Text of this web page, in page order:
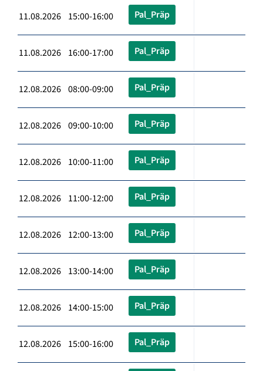
11.08.2026 15:00-16:00 Pal_Präp
11.08.2026 16:00-17:00 Pal_Präp
12.08.2026 08:00-09:00 Pal_Präp
12.08.2026 09:00-10:00 Pal_Präp
12.08.2026 10:00-11:00 Pal_Präp
12.08.2026 11:00-12:00 Pal_Präp
12.08.2026 12:00-13:00 Pal_Präp
12.08.2026 13:00-14:00 Pal_Präp
12.08.2026 14:00-15:00 Pal_Präp
12.08.2026 15:00-16:00 Pal_Präp